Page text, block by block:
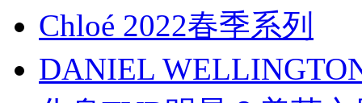
Chloé 2022春季系列
DANIEL